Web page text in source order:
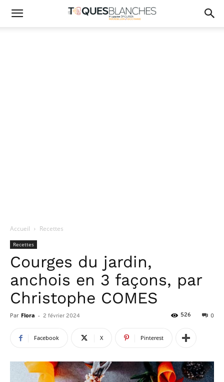
Accueil Recettes
Recettes
Courges du jardin,
anchois en 3 façons, par
Christophe COMES
Par Flora - 2 février 2024 0
526
Facebook X Pinterest